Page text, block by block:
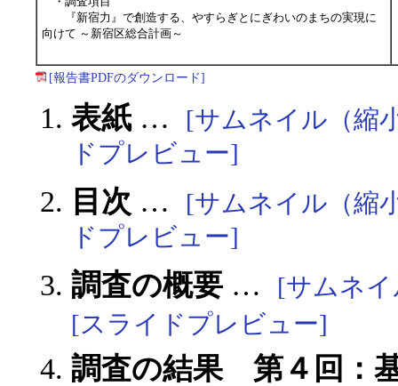
『新宿力』で創造する、やすらぎとにぎわいのまちの実現に
向けて ～新宿区総合計画～
[報告書PDFのダウンロード]
表紙… [サムネイル（縮
ドプレビュー]
目次 … [サムネイル（縮
ドプレビュー]
調査の概要 …
[サムネ
[スライドプレビュー]
調査の結果 第４回：